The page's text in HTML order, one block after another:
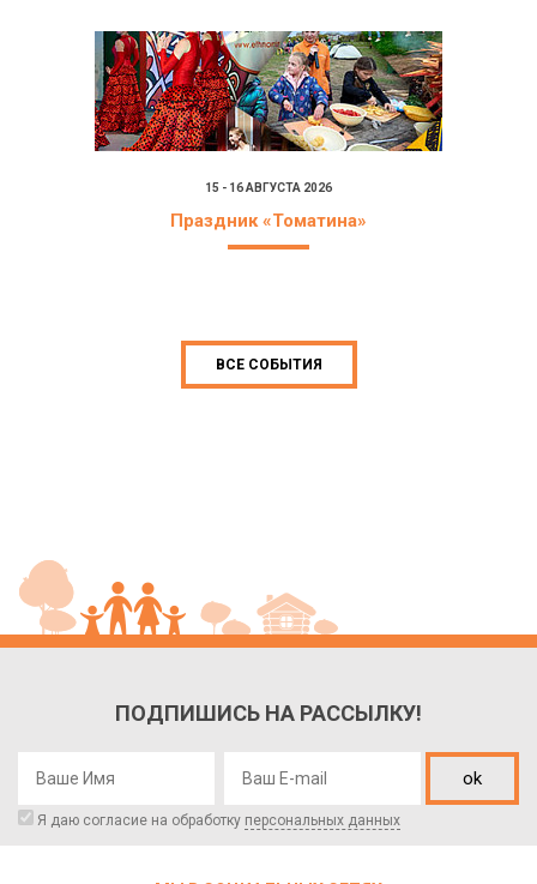
15 - 16 АВГУСТА 2026
Праздник «Томатина»
ВСЕ СОБЫТИЯ
ПОДПИШИСЬ НА РАССЫЛКУ!
ok
Я даю согласие на обработку персональных данных